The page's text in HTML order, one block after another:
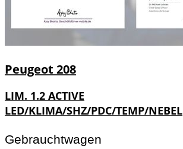
Peugeot 208
LIM. 1.2 ACTIVE
LED/KLIMA/SHZ/PDC/TEMP/NEBEL
Gebrauchtwagen